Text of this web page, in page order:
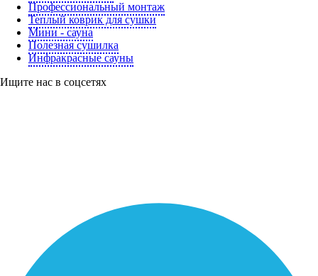
Профессиональный монтаж
Теплый коврик для сушки
Мини - сауна
Полезная сушилка
Инфракрасные сауны
Ищите нас в соцсетях